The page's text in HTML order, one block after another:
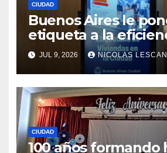
CIUDAD
Buenos Aires le
etiqueta a la
energética: así
nuevo sistema que
cambiar la forma
y alquilar viviendas
JUL 9, 2026 NICOLAS
CIUDAD
100 años formando